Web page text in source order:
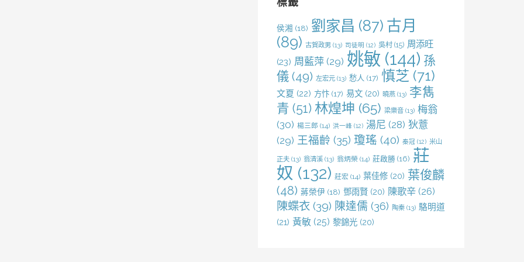
侯湘 (18) 劉家昌 (87) 古月
(89) 古賀政男 (13) 司徒明 (12) 吳村(15) 周添旺
(23) 周藍萍(29) 姚敏 (144) 孫
儀(49) 左宏元(13) 愁人 (17) 慎芝 (71)
文夏 (22) 方忭(17) 易文(20) 曉燕(13) 李雋
青 (51) 林煌坤 (65) 梁樂音(13) 梅翁
(30) 楊三郎 (14) 洪一峰 (12) 湯尼 (28) 狄薏
(29) 王福齡 (35) 瓊瑤 (40) 秦冠 (12) 米山
正夫(13) 翁清溪(13) 翁炳榮 (14) 莊啟勝(16) 莊
奴 (132) 莊宏(14) 葉佳修(20) 葉俊麟
(48) 蔣榮伊 (18) 鄧雨賢(20) 陳歌辛(26)
陳蝶衣(39) 陳達儒 (36) 陶秦(13) 駱明道
(21) 黃敏(25) 黎錦光(20)